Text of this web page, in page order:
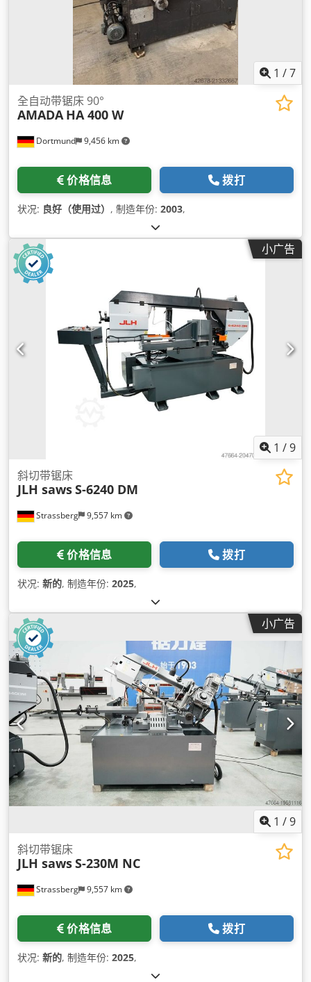
1 /7
Dortmund 9,456 km
全自动带锯床 90°
AMADA HA 400 W
价格信息 拨打
状况: 良好（使用过） , 制造年份: 2003,
小广告
1 /9
Strassberg 9,557 km
斜切带锯床
JLH sawsS-6240 DM
价格信息 拨打
状况: 新的, 制造年份: 2025,
小广告
1 /9
Strassberg 9,557 km
斜切带锯床
JLH sawsS-230M NC
价格信息 拨打
状况: 新的, 制造年份: 2025,